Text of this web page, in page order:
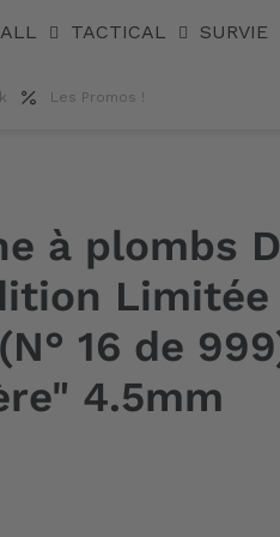
TACTICAL SURVIE
Les Promos !
à plombs
16 de
4.5mm